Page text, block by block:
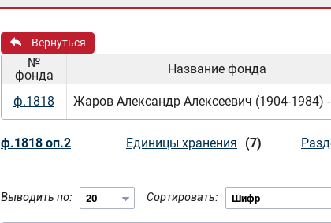
Вернуться
№
фонда
Название фонда
ф.1818
Жаров Александр Алексеевич (1904-1984)
ф.1818 оп.2 Единицы хранения (7)
Выводить по: Сортировать: